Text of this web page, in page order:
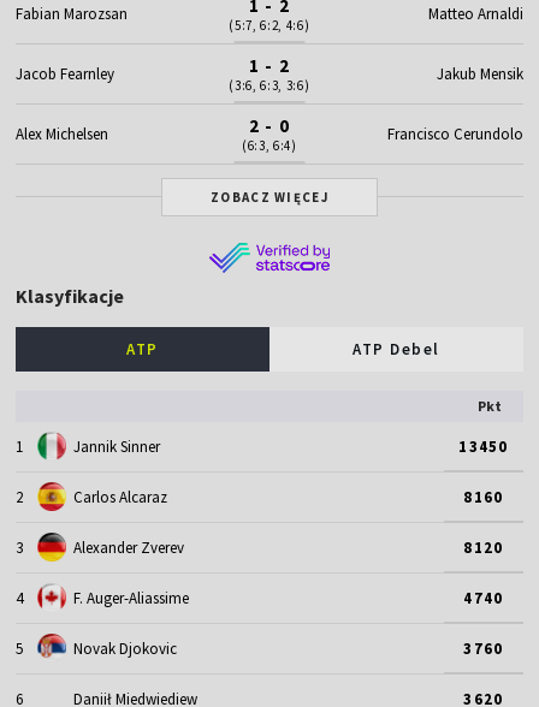
Fabian Marozsan 1 - 2
(5:7, 6:2, 4:6)
Matteo Arnaldi
Jacob Fearnley 1 - 2
(3:6, 6:3, 3:6)
Jakub Mensik
Alex Michelsen 2 - 0
(6:3, 6:4)
Francisco Cerundolo
ZOBACZ WIĘCEJ
Klasyfikacje
ATP ATP Debel
Pkt
1 Jannik Sinner 13450
2 Carlos Alcaraz 8160
3 Alexander Zverev 8120
4 F. Auger-Aliassime 4740
5 Novak Djokovic 3760
6 Daniił Miedwiediew 3620